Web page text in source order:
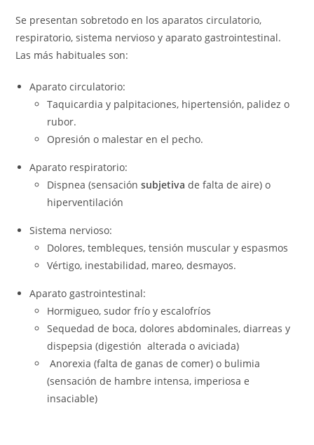
Se presentan sobretodo en los aparatos circulatorio,
respiratorio, sistema nervioso y aparato gastrointestinal.
Las más habituales son:
Aparato circulatorio:
Taquicardia y palpitaciones, hipertensión, palidez o
rubor.
Opresión o malestar en el pecho.
Aparato respiratorio:
Dispnea (sensaciónsubjetivade falta de aire) o
hiperventilación
Sistema nervioso:
Dolores, tembleques, tensión muscular y espasmos
Vértigo, inestabilidad, mareo, desmayos.
Aparato gastrointestinal:
Hormigueo, sudor frío y escalofríos
Sequedad de boca, dolores abdominales, diarreas y
dispepsia (digestión alterada o aviciada)
Anorexia (falta de ganas de comer) o bulimia
(sensación de hambre intensa, imperiosa e
insaciable)